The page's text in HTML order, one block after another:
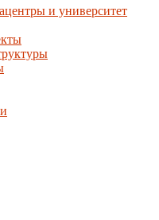
и университет